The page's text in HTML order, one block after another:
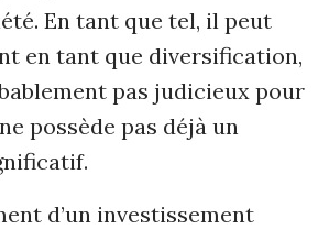
En tant que tel, il peut
en tant que diversification,
pas judicieux pour
possède pas déjà un
d’un investissement